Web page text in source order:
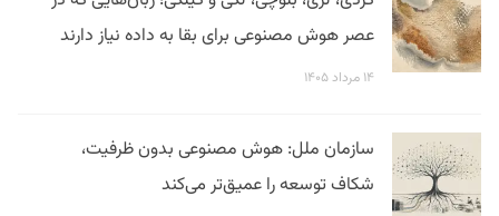
عصر هوش مصنوعی برای بقا به داده نیاز دارند
۱۴ مرداد ۱۴۰۵
سازمان ملل: هوش مصنوعی بدون ظرفیت،
شکاف توسعه را عمیق‌تر می‌کند